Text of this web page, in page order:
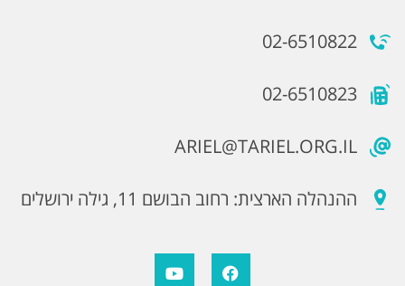
02-6510822
02-6510823
ARIEL@TARIEL.ORG.IL
ההנהלה הארצית: רחוב הבושם 11, גילה ירושלים